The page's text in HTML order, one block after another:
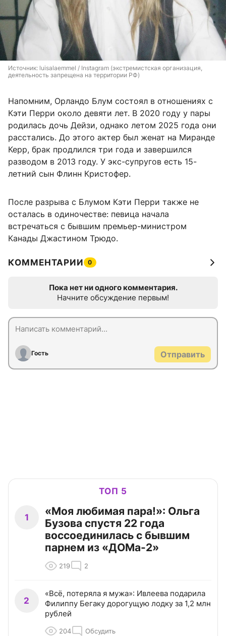
Источник: luisalaemmel / Instagram (экстремистская организация,
деятельность запрещена на территории РФ)
Напомним, Орландо Блум состоял в отношениях с
Кэти Перри около девяти лет. В 2020 году у пары
родилась дочь Дейзи, однако летом 2025 года они
расстались. До этого актер был женат на Миранде
Керр, брак продлился три года и завершился
разводом в 2013 году. У экс-супругов есть 15-
летний сын Флинн Кристофер.
После разрыва с Блумом Кэти Перри также не
осталась в одиночестве: певица начала
встречаться с бывшим премьер-министром
Канады Джастином Трюдо.
КОММЕНТАРИИ 0
Пока нет ни одного комментария.
Начните обсуждение первым!
Гость Отправить
ТОП 5
1
«Моя любимая пара!»: Ольга
Бузова спустя 22 года
воссоединилась с бывшим
парнем из «ДОМа-2»
219 2
2
«Всё, потеряла я мужа»: Ивлеева подарила
Филиппу Бегаку дорогущую лодку за 1,2 млн
рублей
204 Обсудить